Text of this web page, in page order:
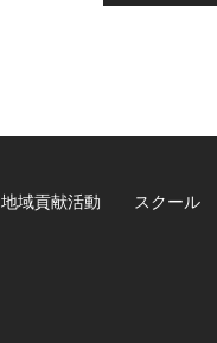
地域貢献活動 スクール